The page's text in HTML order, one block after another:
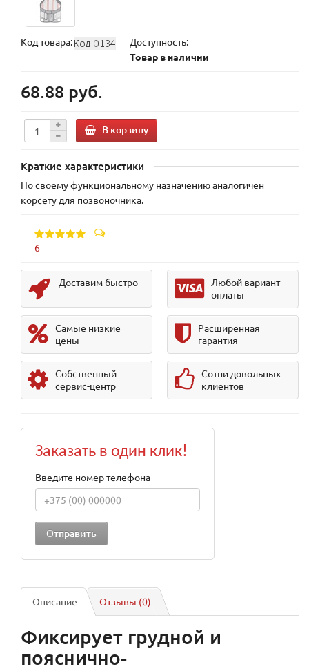
Код товара:
Доступность:
Товар в наличии
68.88 руб.
В корзину
Краткие характеристики
По своему функциональному назначению аналогичен
корсету для позвоночника.
6
Доставим быстро
Любой вариант
оплаты
Самые низкие
цены
Расширенная
гарантия
Собственный
сервис-центр
Сотни довольных
клиентов
Заказать в один клик!
Введите номер телефона
Описание Отзывы (0)
Фиксирует грудной и
пояснично-